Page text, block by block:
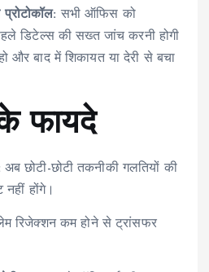
सभी ऑफिस को
डिटेल्स की सख्त जांच करनी होगी
और बाद में शिकायत या देरी से बचा
फायदे
अब छोटी-छोटी तकनीकी गलतियों की
होंगे।
रिजेक्शन कम होने से ट्रांसफर